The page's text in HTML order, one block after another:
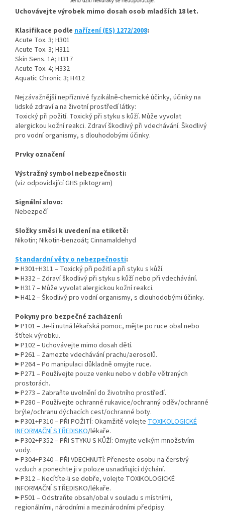
Uchovávejte výrobek mimo dosah osob mladších 18 let.
Klasifikace podle nařízení (ES) 1272/2008:
Acute Tox. 3; H301
Acute Tox. 3; H311
Skin Sens. 1A; H317
Acute Tox. 4; H332
Aquatic Chronic 3; H412
Nejzávažnější nepříznivé fyzikálně-chemické účinky, účinky na
lidské zdraví a na životní prostředí látky:
Toxický při požití. Toxický při styku s kůží. Může vyvolat
alergickou kožní reakci. Zdraví škodlivý při vdechávání. Škodlivý
pro vodní organismy, s dlouhodobými účinky.
Prvky označení
Výstražný symbol nebezpečnosti:
(viz odpovídající GHS piktogram)
Signální slovo:
Nebezpečí
Složky směsi k uvedení na etiketě:
Nikotin; Nikotin-benzoát; Cinnamaldehyd
Standardní věty o nebezpečnosti:
► H301+H311 – Toxický při požití a při styku s kůží.
► H332 – Zdraví škodlivý při styku s kůží nebo při vdechávání.
► H317 – Může vyvolat alergickou kožní reakci.
► H412 – Škodlivý pro vodní organismy, s dlouhodobými účinky.
Pokyny pro bezpečné zacházení:
► P101 – Je-li nutná lékařská pomoc, mějte po ruce obal nebo
štítek výrobku.
► P102 – Uchovávejte mimo dosah dětí.
► P261 – Zamezte vdechávání prachu/aerosolů.
► P264 – Po manipulaci důkladně omyjte ruce.
► P271 – Používejte pouze venku nebo v dobře větraných
prostorách.
► P273 – Zabraňte uvolnění do životního prostředí.
► P280 – Používejte ochranné rukavice/ochranný oděv/ochranné
brýle/ochranu dýchacích cest/ochranné boty.
► P301+P310 – PŘI POŽITÍ: Okamžitě volejte TOXIKOLOGICKÉ
INFORMAČNÍ STŘEDISKO/lékaře.
► P302+P352 – PŘI STYKU S KŮŽÍ: Omyjte velkým množstvím
vody.
► P304+P340 – PŘI VDECHNUTÍ: Přeneste osobu na čerstvý
vzduch a ponechte ji v poloze usnadňující dýchání.
► P312 – Necítíte-li se dobře, volejte TOXIKOLOGICKÉ
INFORMAČNÍ STŘEDISKO/lékaře.
► P501 – Odstraňte obsah/obal v souladu s místními,
regionálními, národními a mezinárodními předpisy.